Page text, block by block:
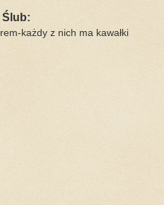
Ślub:
każdy z nich ma kawałki